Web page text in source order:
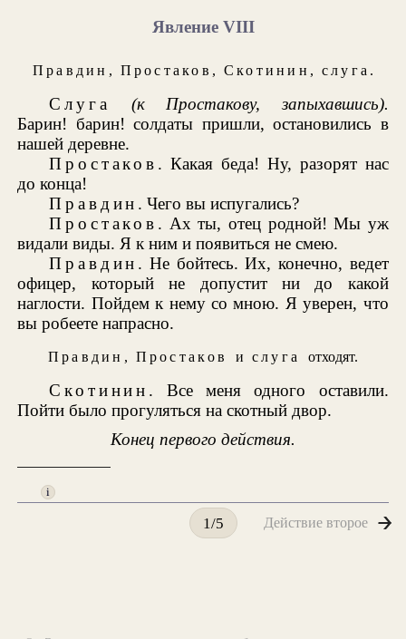
Явление VIII
Правдин , Простаков , Скотинин , слуга .
Слуга
(к Простакову, запыхавшись).
Барин! барин! солдаты пришли, остановились в
нашей деревне.
Простаков . Какая беда! Ну, разорят нас
до конца!
Правдин . Чего вы испугались?
Простаков . Ах ты, отец родной! Мы уж
видали виды. Я к ним и появиться не смею.
Правдин . Не бойтесь. Их, конечно, ведет
офицер, который не допустит ни до какой
наглости. Пойдем к нему со мною. Я уверен, что
вы робеете напрасно.
Правдин , Простаков и слуга отходят.
Скотинин . Все меня одного оставили.
Пойти было прогуляться на скотный двор.
Конец первого действия.
i
1/5 Действие второе